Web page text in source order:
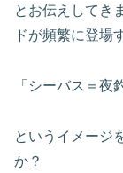
とお伝えしてき
ドが頻繁に登場
「シーバス＝夜
というイメージ
か？